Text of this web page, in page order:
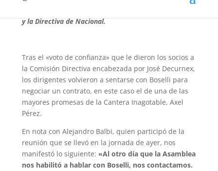
y la Directiva de Nacional.
Tras el «voto de confianza» que le dieron los socios a
la Comisión Directiva encabezada por José Decurnex,
los dirigentes volvieron a sentarse con Boselli para
negociar un contrato, en este caso el de una de las
mayores promesas de la Cantera Inagotable, Axel
Pérez.
En nota con Alejandro Balbi, quien participó de la
reunión que se llevó en la jornada de ayer, nos
manifestó lo siguiente: «Al otro día que la Asamblea
nos habilitó a hablar con Boselli, nos contactamos.